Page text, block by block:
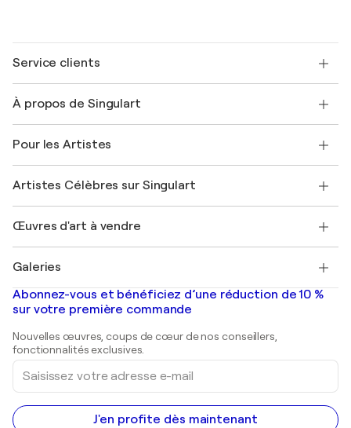
Service clients
Expédition
Offrir une carte cadeau
Rejoignez notre programme commercial
Mon compte
+33 1 76 44 06 42
À propos de Singulart
FAQ
Magazine Singulart
Emplois
Découvrez une sélection d'art original
Pour les Artistes
Se connecter en tant qu'Artiste
Artistes Célèbres sur Singulart
Marc Chagall
Banksy
Mr. Brainwash
Shepard Fairey
Œuvres d'art à vendre
Tableaux abstraits à vendre
Peintures de paysage
Estampes
Peintures acryliques
Galeries
Galeries d'art en France
Galeries d'art en Belgique
Abonnez-vous et bénéficiez d’une réduction de 10 %
sur votre première commande
Nouvelles œuvres, coups de cœur de nos conseillers,
fonctionnalités exclusives.
Saisissez
votre
adresse
e-
mail
J'en profite dès maintenant